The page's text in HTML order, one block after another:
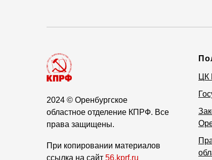
2024 © Оренбургское
областное отделение КПРФ. Все
права защищены.
При копировании материалов
ссылка на сайт 56.kprf.ru
ЦК